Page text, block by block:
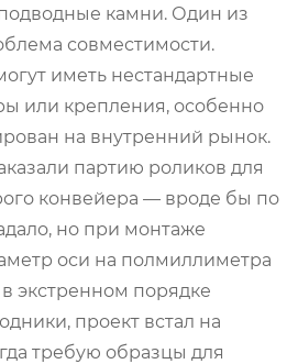
камни. Один из
совместимости.
иметь нестандартные
или крепления, особенно
на внутренний рынок.
партию роликов для
конвейера — вроде бы по
но при монтаже
оси на полмиллиметра
экстренном порядке
проект встал на
требую образцы для